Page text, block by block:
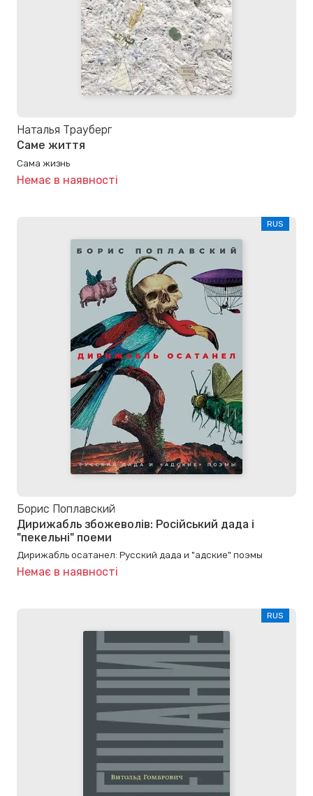
Наталья Трауберг
Саме життя
Сама жизнь
Немає в наявності
RUS
Борис Поплавский
Дирижабль збожеволів: Російський дада і
"пекельні" поеми
Дирижабль осатанел: Русский дада и "адские" поэмы
Немає в наявності
RUS